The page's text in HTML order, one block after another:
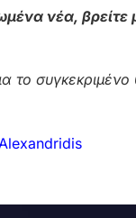
νέα, βρείτε
το